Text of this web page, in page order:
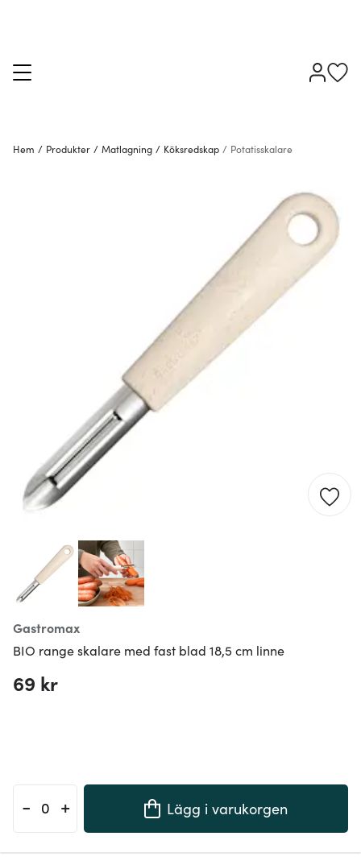
Hem / Produkter / Matlagning / Köksredskap / Potatisskalare
Gastromax
BIO range skalare med fast blad 18,5 cm linne
69 kr
- + Lägg i varukorgen